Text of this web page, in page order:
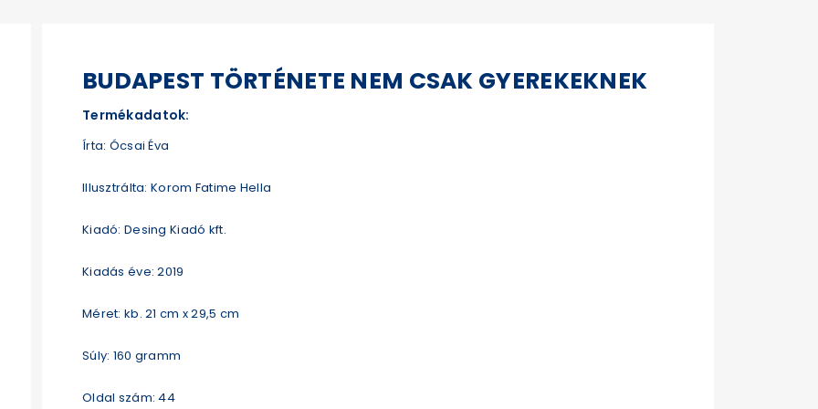
BUDAPEST TÖRTÉNETE NEM CSAK GYEREKEKNEK
Termékadatok:
Írta: Ócsai Éva
Illusztrálta: Korom Fatime Hella
Kiadó: Desing Kiadó kft.
Kiadás éve: 2019
Méret: kb. 21 cm x 29,5 cm
Súly: 160 gramm
Oldal szám: 44